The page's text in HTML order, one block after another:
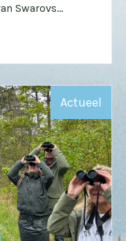
Swarovs...
Actueel